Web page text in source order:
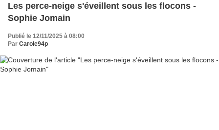
Les perce-neige s'éveillent sous les flocons -
Sophie Jomain
Publié le 12/11/2025 à 08:00
Par Carole94p